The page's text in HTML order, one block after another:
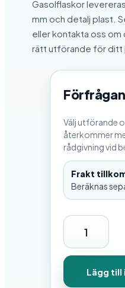
Gasolflaskor
mm och detalj plast.
eller kontakta oss om
rätt utförande för ditt
Förfrågan
Välj utförande
återkommer
rådgivning vid
Frakt
Beräknas
G
a
s
o
Lägg till